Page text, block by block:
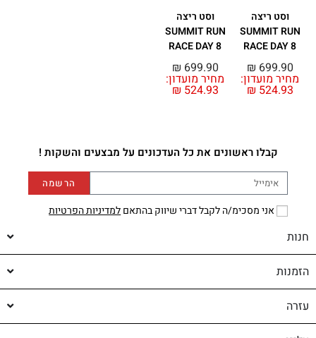
וסט ריצה
SUMMIT RUN
RACE DAY 8
מחיר מועדון:
₪ 524.93
₪ 699.90
וסט ריצה
SUMMIT RUN
RACE DAY 8
מחיר מועדון:
₪ 524.93
₪ 699.90
קבלו ראשונים את כל העדכונים על מבצעים והשקות !
אני מסכימ/ה לקבל דברי שיווק בהתאםלמדיניות הפרטיות
הרשמה
חנות
הזמנות
עזרה